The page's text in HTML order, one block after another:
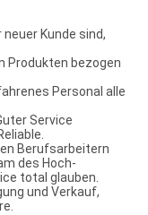
Kunde sind,
Produkten bezogen
Personal alle
Service
Berufsarbeitern
des Hoch-
total glauben.
und Verkauf,